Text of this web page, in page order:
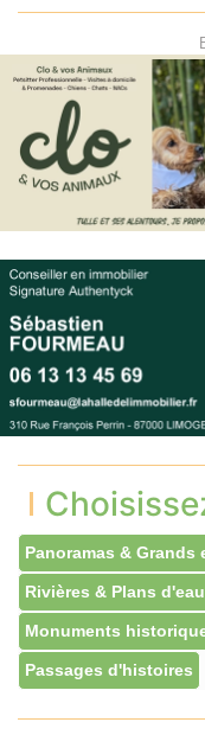
Panoramas & Grands
Rivières & Plans d'eau
Monuments
Passages d'histoires